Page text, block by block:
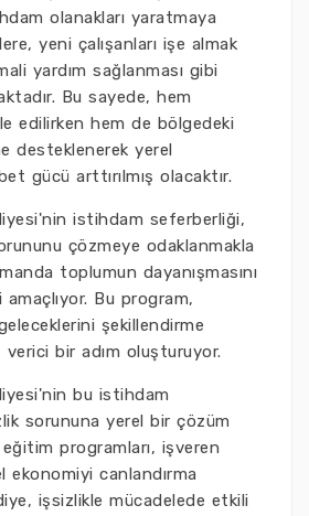
olanakları yaratmaya
yeni çalışanları işe almak
yardım sağlanması gibi
Bu sayede, hem
edilirken hem de bölgedeki
desteklenerek yerel
gücü arttırılmış olacaktır.
istihdam seferberliği,
çözmeye odaklanmakla
toplumun dayanışmasını
Bu program,
şekillendirme
bir adım oluşturuyor.
bu istihdam
sorununa yerel bir çözüm
programları, işveren
ekonomiyi canlandırma
işsizlikle mücadelede etkili